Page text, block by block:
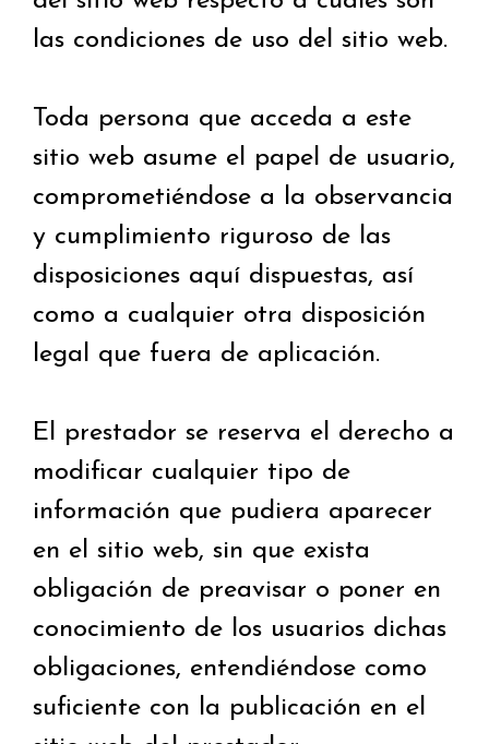
las condiciones de uso del sitio web.
Toda persona que acceda a este
sitio web asume el papel de usuario,
comprometiéndose a la observancia
y cumplimiento riguroso de las
disposiciones aquí dispuestas, así
como a cualquier otra disposición
legal que fuera de aplicación.
El prestador se reserva el derecho a
modificar cualquier tipo de
información que pudiera aparecer
en el sitio web, sin que exista
obligación de preavisar o poner en
conocimiento de los usuarios dichas
obligaciones, entendiéndose como
suficiente con la publicación en el